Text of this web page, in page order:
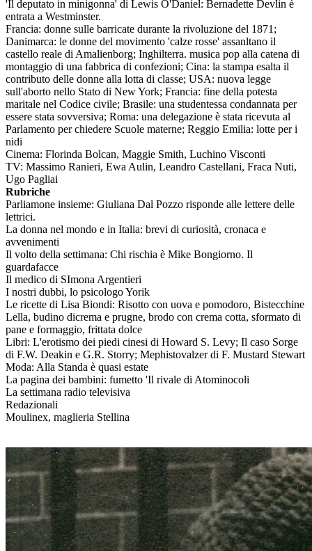
'Il deputato in minigonna' di Lewis O'Daniel: Bernadette Devlin è
entrata a Westminster.
Francia: donne sulle barricate durante la rivoluzione del 1871;
Danimarca: le donne del movimento 'calze rosse' assanltano il
castello reale di Amalienborg; Inghilterra. musica pop alla catena di
montaggio di una fabbrica di confezioni; Cina: la stampa esalta il
contributo delle donne alla lotta di classe; USA: nuova legge
sull'aborto nello Stato di New York; Francia: fine della potesta
maritale nel Codice civile; Brasile: una studentessa condannata per
essere stata sovversiva; Roma: una delegazione è stata ricevuta al
Parlamento per chiedere Scuole materne; Reggio Emilia: lotte per i
nidi
Cinema: Florinda Bolcan, Maggie Smith, Luchino Visconti
TV: Massimo Ranieri, Ewa Aulin, Leandro Castellani, Fraca Nuti,
Ugo Pagliai
Rubriche
Parliamone insieme: Giuliana Dal Pozzo risponde alle lettere delle
lettrici.
La donna nel mondo e in Italia: brevi di curiosità, cronaca e
avvenimenti
Il volto della settimana: Chi rischia è Mike Bongiorno. Il
guardafacce
Il medico di SImona Argentieri
I nostri dubbi, lo psicologo Yorik
Le ricette di Lisa Biondi: Risotto con uova e pomodoro, Bistecchine
Lella, budino dicrema e prugne, brodo con crema cotta, sformato di
pane e formaggio, frittata dolce
Libri: L'erotismo dei piedi cinesi di Howard S. Levy; Il caso Sorge
di F.W. Deakin e G.R. Storry; Mephistovalzer di F. Mustard Stewart
Moda: Alla Standa è quasi estate
La pagina dei bambini: fumetto 'Il rivale di Atominocoli
La settimana radio televisiva
Redazionali
Moulinex, maglieria Stellina